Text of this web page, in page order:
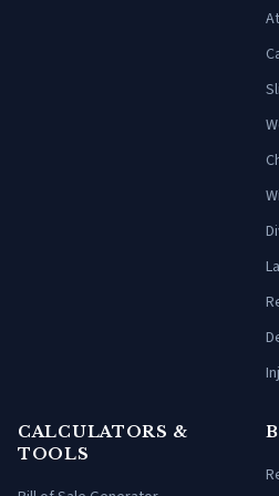
CALCULATORS &
TOOLS